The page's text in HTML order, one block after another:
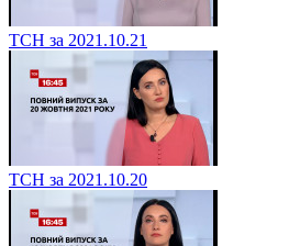
ТСН за 2021.10.21
ТСН за 2021.10.20